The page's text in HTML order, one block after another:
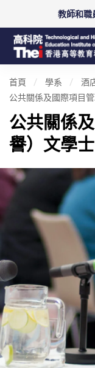
教師和職
首頁 學系
酒
公共關係及國際項目
公共關係
譽）文學士